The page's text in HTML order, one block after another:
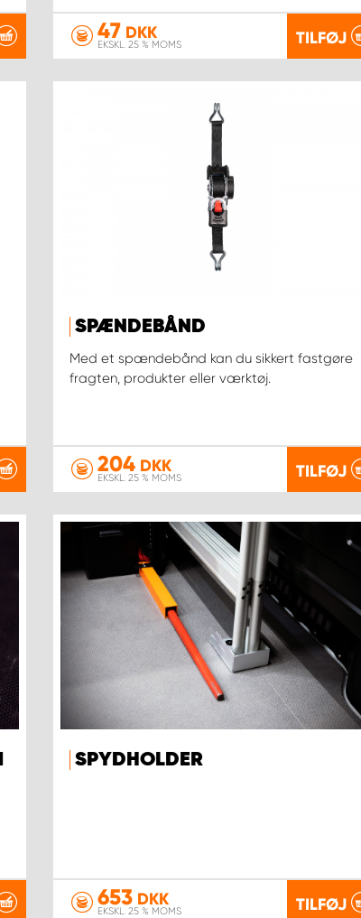
47DKK
EKSKL. 25 % MOMS TILFØJ
SPÆNDEBÅND
Med et spændebånd kan du sikkert fastgøre
fragten, produkter eller værktøj.
204DKK
EKSKL. 25 % MOMS TILFØJ
SPYDHOLDER
653DKK
EKSKL. 25 % MOMS TILFØJ